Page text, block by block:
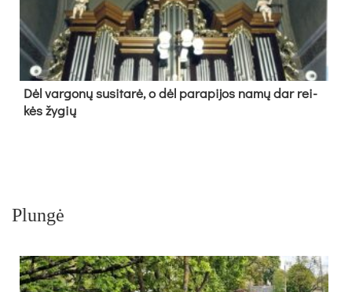
Dėl var­go­nų su­si­ta­rė, o dėl pa­ra­pi­jos na­mų dar rei­
kės žy­gių
Plungė